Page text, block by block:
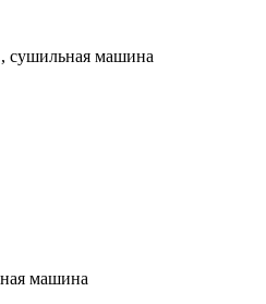
машина
машина